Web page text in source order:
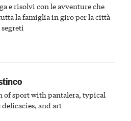
e risolvi con le avventure che
la famiglia in giro per la città
of sport with pantalera, typical
and art